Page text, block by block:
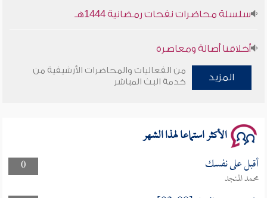
سلسلة محاضرات نفحات رمضانية 1444هـ
أخلاقنا أصالة ومعاصرة
وأمنهم من خوف 9
المزيد
من الفعاليات والمحاضرات الأرشيفية من
خدمة البث المباشر
الأكثر استماعا لهذا الشهر
0 أقبل على نفسك
محمد المنجد